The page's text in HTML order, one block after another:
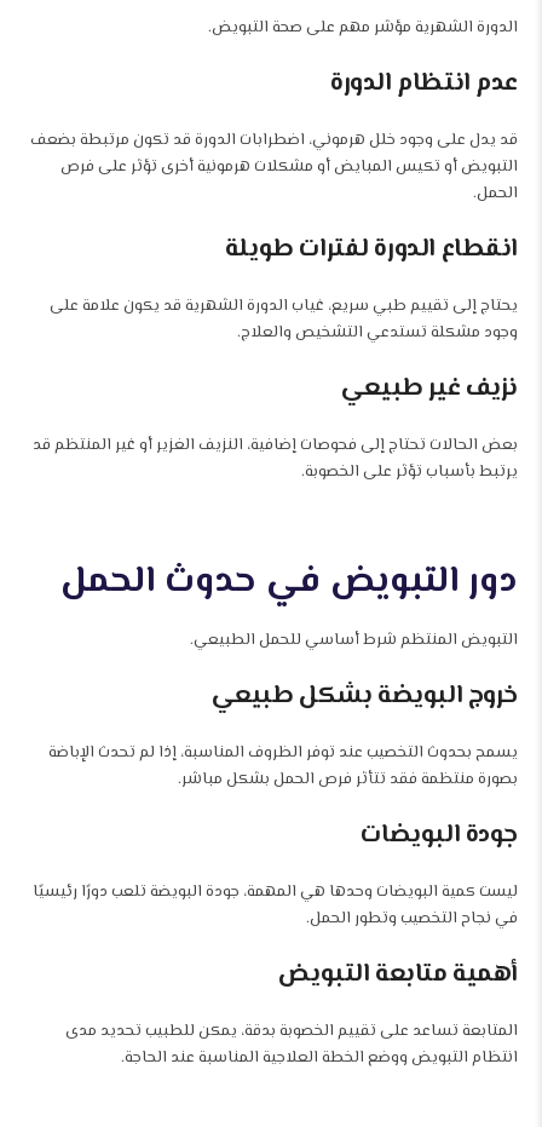
الدورة الشهرية مؤشر مهم على صحة التبويض.
عدم انتظام الدورة
قد يدل على وجود خلل هرموني، اضطرابات الدورة قد تكون مرتبطة بضعف
التبويض أو تكيس المبايض أو مشكلات هرمونية أخرى تؤثر على فرص
الحمل.
انقطاع الدورة لفترات طويلة
يحتاج إلى تقييم طبي سريع، غياب الدورة الشهرية قد يكون علامة على
وجود مشكلة تستدعي التشخيص والعلاج.
نزيف غير طبيعي
بعض الحالات تحتاج إلى فحوصات إضافية، النزيف الغزير أو غير المنتظم قد
يرتبط بأسباب تؤثر على الخصوبة.
دور التبويض في حدوث الحمل
التبويض المنتظم شرط أساسي للحمل الطبيعي.
خروج البويضة بشكل طبيعي
يسمح بحدوث التخصيب عند توفر الظروف المناسبة، إذا لم تحدث الإباضة
بصورة منتظمة فقد تتأثر فرص الحمل بشكل مباشر.
جودة البويضات
ليست كمية البويضات وحدها هي المهمة، جودة البويضة تلعب دورًا رئيسيًا
في نجاح التخصيب وتطور الحمل.
أهمية متابعة التبويض
المتابعة تساعد على تقييم الخصوبة بدقة، يمكن للطبيب تحديد مدى
انتظام التبويض ووضع الخطة العلاجية المناسبة عند الحاجة.